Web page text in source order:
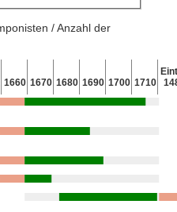
/ Anzahl der
1660 1670 1680 1690 1700 1710